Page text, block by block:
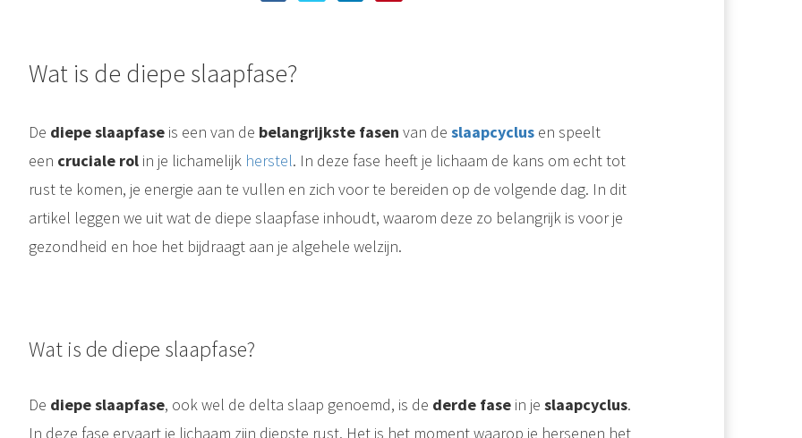
Wat is de diepe slaapfase?
De diepe slaapfaseis een van de belangrijkste fasen van de slaapcyclusen speelt
een cruciale rolin je lichamelijk herstel. In deze fase heeft je lichaam de kans om echt tot
rust te komen, je energie aan te vullen en zich voor te bereiden op de volgende dag. In dit
artikel leggen we uit wat de diepe slaapfase inhoudt, waarom deze zo belangrijk is voor je
gezondheid en hoe het bijdraagt aan je algehele welzijn.
Wat is de diepe slaapfase?
De diepe slaapfase, ook wel de delta slaap genoemd, is de derde fasein je slaapcyclus.
In deze fase ervaart je lichaam zijn diepste rust. Het is het moment waarop je hersenen het